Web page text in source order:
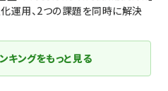
運用、2つの課題を同時に解決
キングをもっと見る